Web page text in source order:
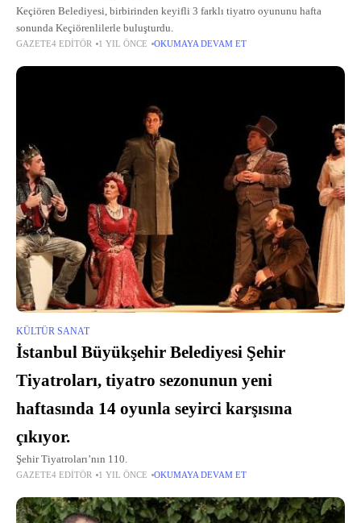
Keçiören Belediyesi, birbirinden keyifli 3 farklı tiyatro oyununu hafta
sonunda Keçiörenlilerle buluşturdu.
GAZETE4 EDITÖR 1 YIL ÖNCE OKUMAYA DEVAM ET
KÜLTÜR SANAT
İstanbul Büyükşehir Belediyesi Şehir
Tiyatroları, tiyatro sezonunun yeni
haftasında 14 oyunla seyirci karşısına
çıkıyor.
Şehir Tiyatroları’nın 110.
GAZETE4 EDITÖR 1 YIL ÖNCE OKUMAYA DEVAM ET